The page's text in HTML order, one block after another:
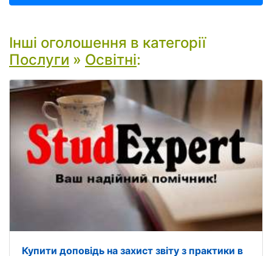
Інші оголошення в категорії
Послуги » Освітні:
Купити доповідь на захист звіту з практики в